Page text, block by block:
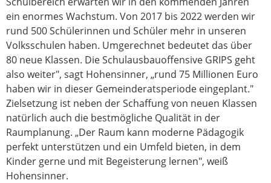
ein enormes Wachstum. Von 2017 bis 2022 werden wir
rund 500 Schülerinnen und Schüler mehr in unseren
Volksschulen haben. Umgerechnet bedeutet das über
80 neue Klassen. Die Schulausbauoffensive GRIPS geht
also weiter", sagt Hohensinner, „rund 75 Millionen Euro
haben wir in dieser Gemeinderatsperiode eingeplant."
Zielsetzung ist neben der Schaffung von neuen Klassen
natürlich auch die bestmögliche Qualität in der
Raumplanung. „Der Raum kann moderne Pädagogik
perfekt unterstützen und ein Umfeld bieten, in dem
Kinder gerne und mit Begeisterung lernen", weiß
Hohensinner.